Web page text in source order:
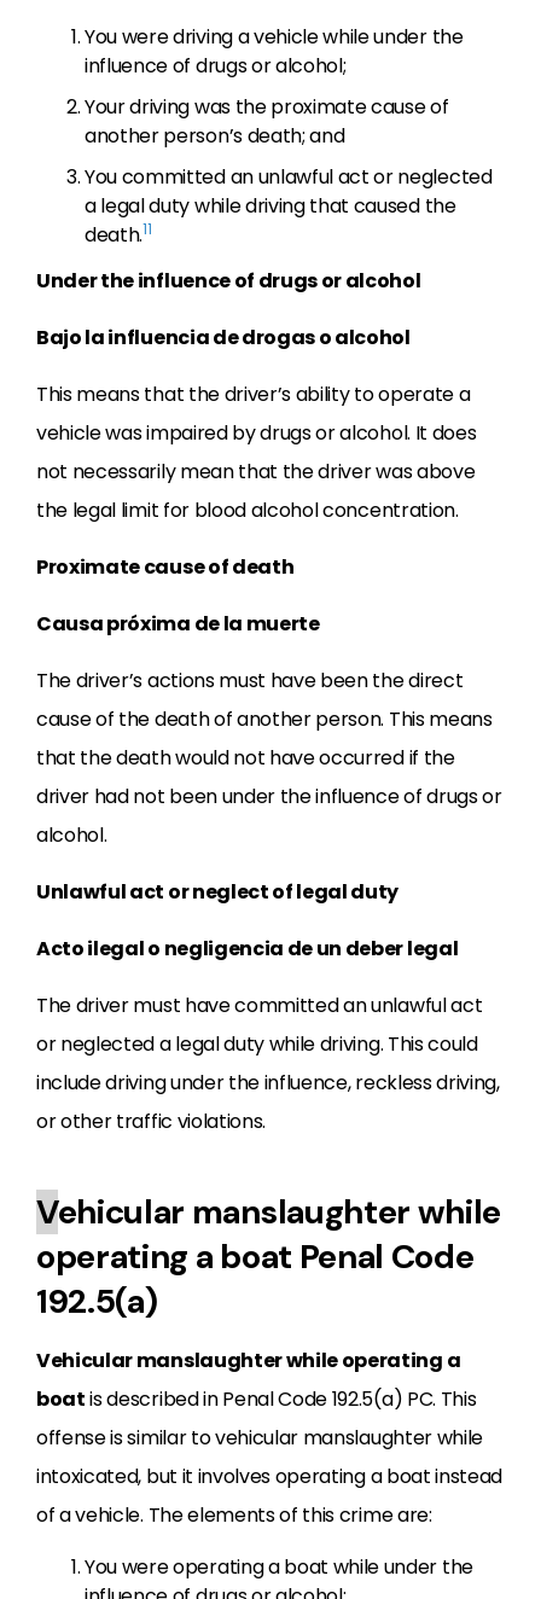
You were driving a vehicle while under the
influence of drugs or alcohol;
Your driving was the proximate cause of
another person’s death; and
You committed an unlawful act or neglected
a legal duty while driving that caused the
death.11
Under the influence of drugs or alcohol
Bajo la influencia de drogas o alcohol
This means that the driver’s ability to operate a
vehicle was impaired by drugs or alcohol. It does
not necessarily mean that the driver was above
the legal limit for blood alcohol concentration.
Proximate cause of death
Causa próxima de la muerte
The driver’s actions must have been the direct
cause of the death of another person. This means
that the death would not have occurred if the
driver had not been under the influence of drugs or
alcohol.
Unlawful act or neglect of legal duty
Acto ilegal o negligencia de un deber legal
The driver must have committed an unlawful act
or neglected a legal duty while driving. This could
include driving under the influence, reckless driving,
or other traffic violations.
Vehicular manslaughter while
operating a boat Penal Code
192.5(a)
Vehicular manslaughter while operating a
boatis described in Penal Code 192.5(a) PC. This
offense is similar to vehicular manslaughter while
intoxicated, but it involves operating a boat instead
of a vehicle. The elements of this crime are:
You were operating a boat while under the